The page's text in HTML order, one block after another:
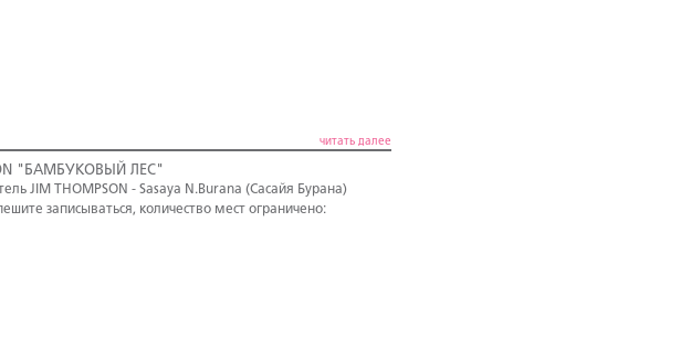
читать далее
"БАМБУКОВЫЙ ЛЕС"
JIM THOMPSON - Sasaya N.Burana (Сасайя Бурана)
записываться, количество мест ограничено: